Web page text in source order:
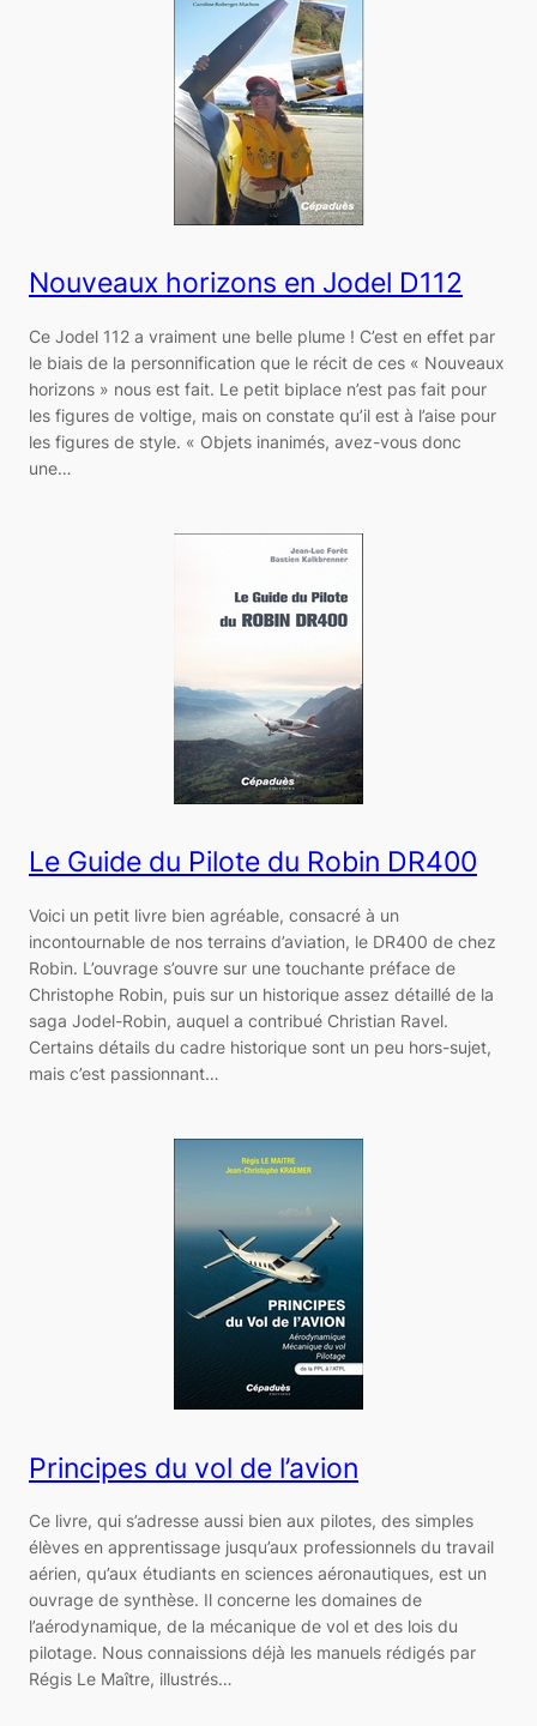
Nouveaux horizons en Jodel D112
Ce Jodel 112 a vraiment une belle plume ! C’est en effet par
le biais de la personnification que le récit de ces « Nouveaux
horizons » nous est fait. Le petit biplace n’est pas fait pour
les figures de voltige, mais on constate qu’il est à l’aise pour
les figures de style. « Objets inanimés, avez-vous donc
une…
Le Guide du Pilote du Robin DR400
Voici un petit livre bien agréable, consacré à un
incontournable de nos terrains d’aviation, le DR400 de chez
Robin. L’ouvrage s’ouvre sur une touchante préface de
Christophe Robin, puis sur un historique assez détaillé de la
saga Jodel-Robin, auquel a contribué Christian Ravel.
Certains détails du cadre historique sont un peu hors-sujet,
mais c’est passionnant…
Principes du vol de l’avion
Ce livre, qui s’adresse aussi bien aux pilotes, des simples
élèves en apprentissage jusqu’aux professionnels du travail
aérien, qu’aux étudiants en sciences aéronautiques, est un
ouvrage de synthèse. Il concerne les domaines de
l’aérodynamique, de la mécanique de vol et des lois du
pilotage. Nous connaissions déjà les manuels rédigés par
Régis Le Maître, illustrés…